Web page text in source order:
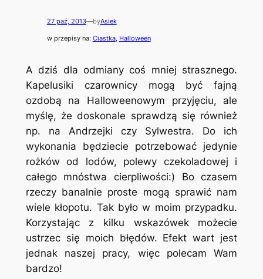
27 paź, 2013—byAsiek
w przepisy na: Ciastka, Halloween
A dziś dla odmiany coś mniej strasznego.
Kapelusiki czarownicy mogą być fajną
ozdobą na Halloweenowym przyjęciu, ale
myślę, że doskonale sprawdzą się również
np. na Andrzejki czy Sylwestra. Do ich
wykonania będziecie potrzebować jedynie
rożków od lodów, polewy czekoladowej i
całego mnóstwa cierpliwości:) Bo czasem
rzeczy banalnie proste mogą sprawić nam
wiele kłopotu. Tak było w moim przypadku.
Korzystając z kilku wskazówek możecie
ustrzec się moich błędów. Efekt wart jest
jednak naszej pracy, więc polecam Wam
bardzo!